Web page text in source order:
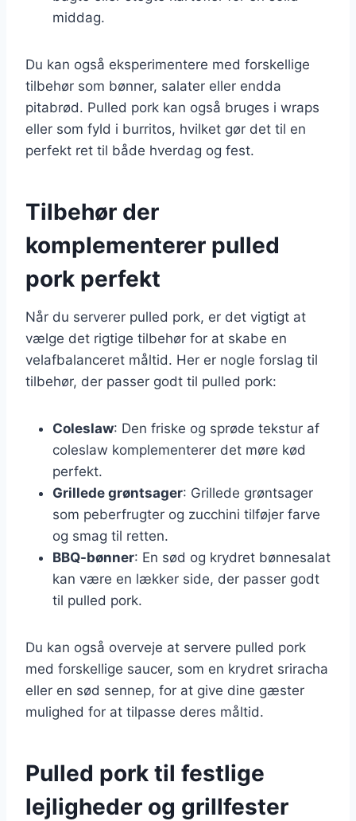
middag.
Du kan også eksperimentere med forskellige
tilbehør som bønner, salater eller endda
pitabrød. Pulled pork kan også bruges i wraps
eller som fyld i burritos, hvilket gør det til en
perfekt ret til både hverdag og fest.
Tilbehør der
komplementerer pulled
pork perfekt
Når du serverer pulled pork, er det vigtigt at
vælge det rigtige tilbehør for at skabe en
velafbalanceret måltid. Her er nogle forslag til
tilbehør, der passer godt til pulled pork:
Coleslaw: Den friske og sprøde tekstur af
coleslaw komplementerer det møre kød
perfekt.
Grillede grøntsager: Grillede grøntsager
som peberfrugter og zucchini tilføjer farve
og smag til retten.
BBQ-bønner: En sød og krydret bønnesalat
kan være en lækker side, der passer godt
til pulled pork.
Du kan også overveje at servere pulled pork
med forskellige saucer, som en krydret sriracha
eller en sød sennep, for at give dine gæster
mulighed for at tilpasse deres måltid.
Pulled pork til festlige
lejligheder og grillfester